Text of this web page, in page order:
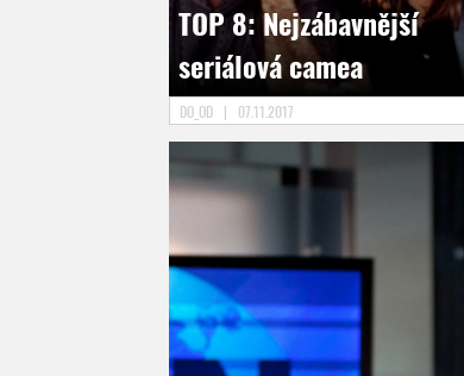
TOP 8: Nejzábavnější
seriálová camea
DO_OD | 07.11.2017